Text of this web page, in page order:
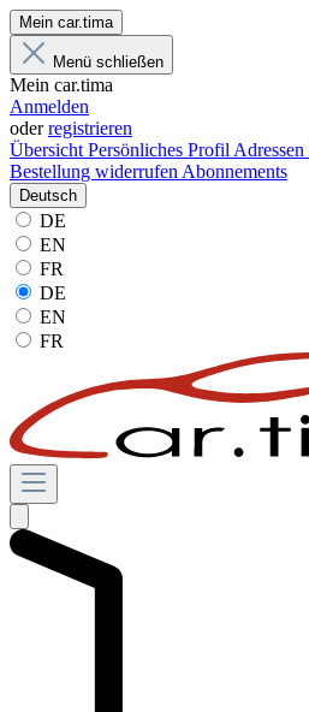
Mein car.tima
Menü schließen
Mein car.tima
Anmelden
oderregistrieren
Übersicht Persönliches Profil Adressen
Bestellung widerrufen Abonnements
Deutsch
DE
EN
FR
DE
EN
FR